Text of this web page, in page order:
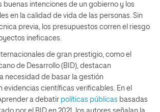
buenas intenciones de un gobierno y los
en la calidad de vida de las personas. Sin
previa, los presupuestos corren el riesgo
ineficaces.
de gran prestigio, como el
de Desarrollo (BID), destacan
necesidad de basar la gestión
evidencias científicas verificables. En el
a debatir políticas públicas basadas